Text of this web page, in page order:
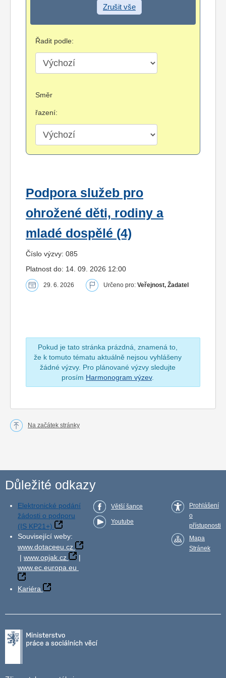
Zrušit vše
Řadit podle:
Směr
řazení:
Podpora služeb pro
ohrožené děti, rodiny a
mladé dospělé (4)
Číslo výzvy: 085
Platnost do: 14. 09. 2026 12:00
29. 6. 2026 Určeno pro: Veřejnost, Žadatel
Pokud je tato stránka prázdná, znamená to,
že k tomuto tématu aktuálně nejsou vyhlášeny
žádné výzvy. Pro plánované výzvy sledujte
prosím Harmonogram výzev.
Na začátek stránky
Důležité odkazy
Elektronické podání
žádosti o podporu
(IS KP21+)
Související weby:
www.dotaceeu.cz
| www.opjak.cz
|
www.ec.europa.eu
Kariéra
Větší šance
Youtube
Prohlášení
o
přístupnosti
Mapa
Stránek